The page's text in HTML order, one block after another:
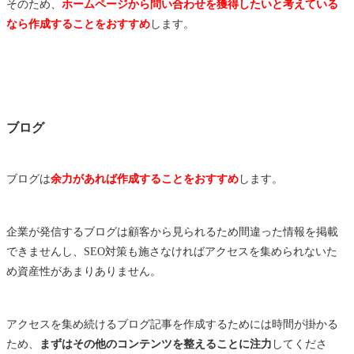
そのため、 ホームページから問い合わせを獲得したいと考えている
なら作成することをおすすめします。
ブログ
ブログは余力があれば作成することをおすすめします。
企業が発信するブログは顧客から見られるため間違った情報を掲載
できませんし、SEO対策も施さなければアクセスを集められないた
め資産性があまりありません。
アクセスを集め続けるブログ記事を作成するためには時間が掛かる
ため、
まずはその他のコンテンツを整えることに注力 してくださ